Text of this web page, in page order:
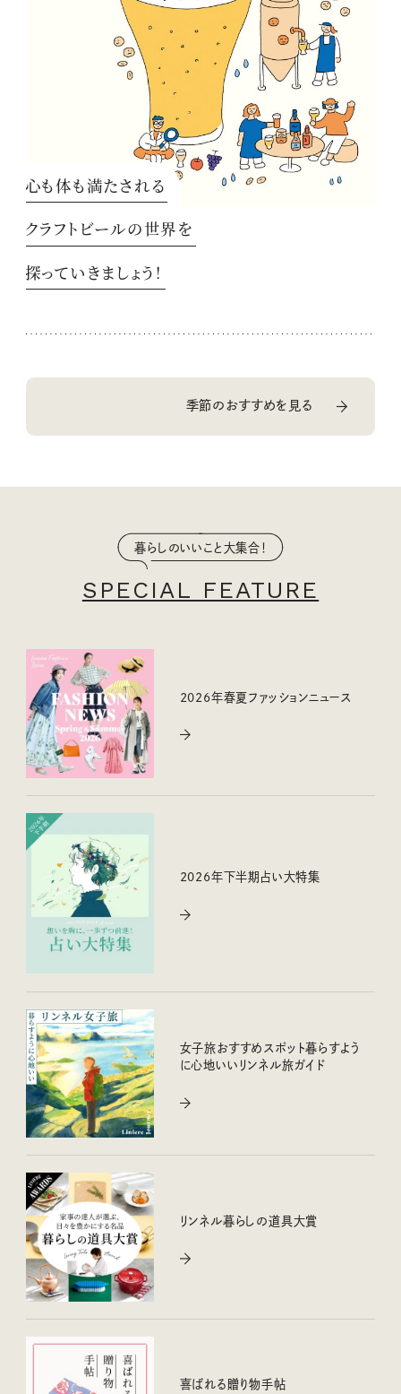
心も体も満たされる
クラフトビールの世界を
探っていきましょう！
季節のおすすめを見る
暮らしのいいこと大集合！
SPECIAL FEATURE
2026年春夏ファッションニュース
2026年下半期占い大特集
女子旅おすすめスポット暮らすよう
に心地いいリンネル旅ガイド
リンネル暮らしの道具大賞
喜ばれる贈り物手帖